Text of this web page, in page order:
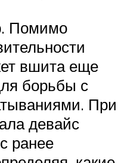
Помимо
вшита еще
борьбы с
При
девайс
ранее